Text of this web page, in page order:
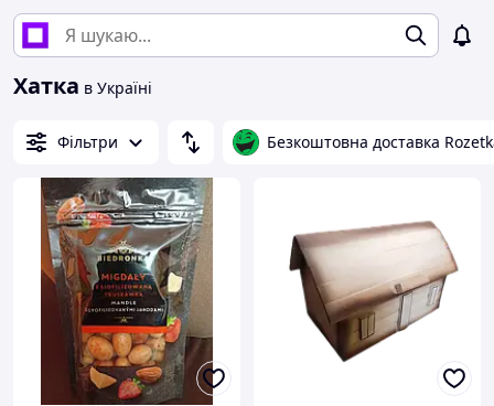
Хатка в Україні
Фільтри Безкоштовна доставка